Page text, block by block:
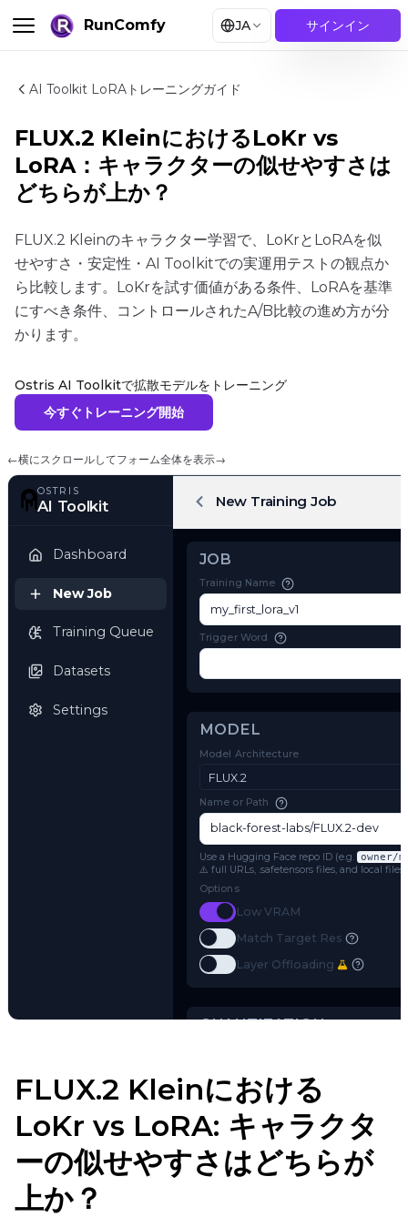
RunComfy JA サインイン
AI Toolkit LoRAトレーニングガイド
FLUX.2 KleinにおけるLoKr vs
LoRA：キャラクターの似せやすさは
どちらが上か？
FLUX.2 Kleinのキャラクター学習で、LoKrとLoRAを似
せやすさ・安定性・AI Toolkitでの実運用テストの観点か
ら比較します。LoKrを試す価値がある条件、LoRAを基準
にすべき条件、コントロールされたA/B比較の進め方が分
かります。
Ostris AI Toolkitで拡散モデルをトレーニング
今すぐトレーニング開始
←横にスクロールしてフォーム全体を表示→
AI Toolkit
Training Queue
JOB
Training Name
MODEL
FLUX.2
Name or Path
Use a Hugging Face repo ID (e.g.
⚠️ full URLs, .safetensors files, and
QUANTIZATION
Transformer
FLUX.2 Kleinにおける
LoKr vs LoRA: キャラクタ
ーの似せやすさはどちらが
上か？